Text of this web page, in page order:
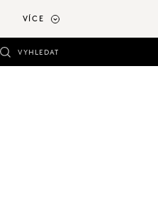
VÍCE
VYHLEDAT